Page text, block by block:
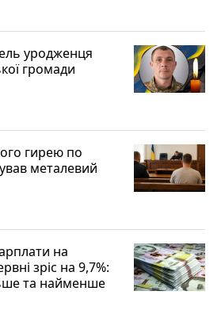
уродженця
громади
гирею по
металевий
на
зріс на 9,7%:
та найменше